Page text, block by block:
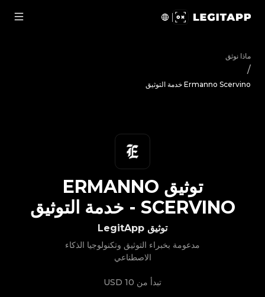
ماذا نوثق
/
Ermanno Scervino خدمة التوثيق
توثيق LegitApp
مدعومة بخبراء التوثيق وتكنولوجيا الذكاء
الاصطناعي
تبدأ من 10 USD
توثيق ERMANNO
SCERVINO
- خدمة التوثيق